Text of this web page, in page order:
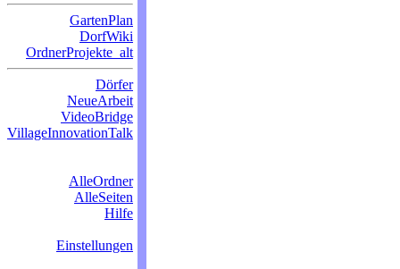
GartenPlan
DorfWiki
OrdnerProjekte_alt
Dörfer
NeueArbeit
VideoBridge
VillageInnovationTalk
AlleOrdner
AlleSeiten
Hilfe
Einstellungen